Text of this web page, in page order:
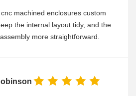
machined enclosures custom
the internal layout tidy, and the
more straightforward.